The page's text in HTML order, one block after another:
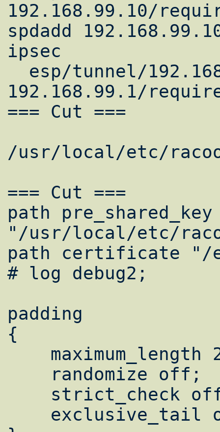
192.168.99.10/
spdadd
ipsec
192.168.99.1/
=== Cut ===
/usr/local/etc/
=== Cut ===
path pre_shared_key
"/usr/local/etc/
path certificate "/
# log debug2;
padding
{